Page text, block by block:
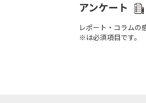
アンケート
レポート・コラムの
※は必須項目です。